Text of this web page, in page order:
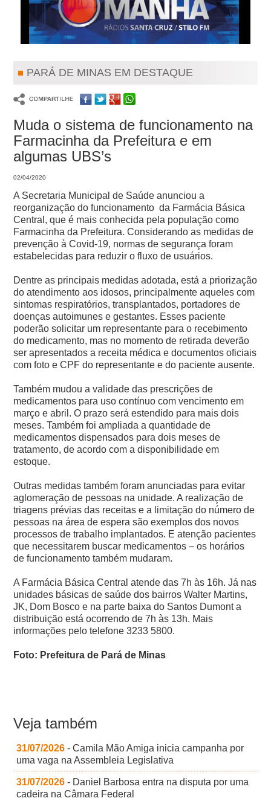
PARÁ DE MINAS EM DESTAQUE
Muda o sistema de funcionamento na
Farmacinha da Prefeitura e em
algumas UBS’s
02/04/2020
A Secretaria Municipal de Saúde anunciou a
reorganização do funcionamento da Farmácia Básica
Central, que é mais conhecida pela população como
Farmacinha da Prefeitura. Considerando as medidas de
prevenção à Covid-19, normas de segurança foram
estabelecidas para reduzir o fluxo de usuários.
Dentre as principais medidas adotada, está a priorização
do atendimento aos idosos, principalmente aqueles com
sintomas respiratórios, transplantados, portadores de
doenças autoimunes e gestantes. Esses paciente
poderão solicitar um representante para o recebimento
do medicamento, mas no momento de retirada deverão
ser apresentados a receita médica e documentos oficiais
com foto e CPF do representante e do paciente ausente.
Também mudou a validade das prescrições de
medicamentos para uso contínuo com vencimento em
março e abril. O prazo será estendido para mais dois
meses. Também foi ampliada a quantidade de
medicamentos dispensados para dois meses de
tratamento, de acordo com a disponibilidade em
estoque.
Outras medidas também foram anunciadas para evitar
aglomeração de pessoas na unidade. A realização de
triagens prévias das receitas e a limitação do número de
pessoas na área de espera são exemplos dos novos
processos de trabalho implantados. E atenção pacientes
que necessitarem buscar medicamentos – os horários
de funcionamento também mudaram.
A Farmácia Básica Central atende das 7h às 16h. Já nas
unidades básicas de saúde dos bairros Walter Martins,
JK, Dom Bosco e na parte baixa do Santos Dumont a
distribuição está ocorrendo de 7h às 13h. Mais
informações pelo telefone 3233 5800.
Foto: Prefeitura de Pará de Minas
Veja também
31/07/2026 - Camila Mão Amiga inicia campanha por
uma vaga na Assembleia Legislativa
31/07/2026 - Daniel Barbosa entra na disputa por uma
cadeira na Câmara Federal